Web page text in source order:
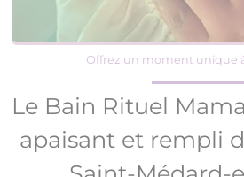
Offrez un moment unique
Le Bain Rituel
apaisant et rempli